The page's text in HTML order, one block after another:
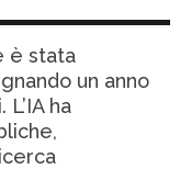
è stata
un anno
ha